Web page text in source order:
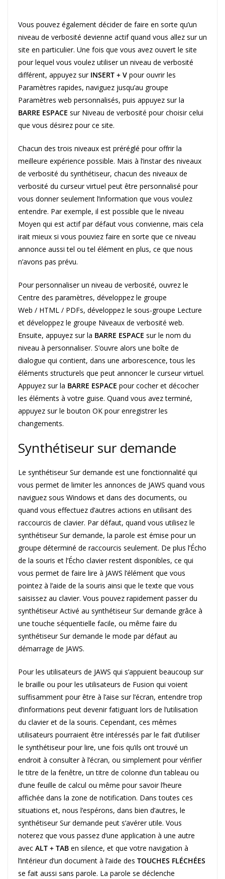
Vous pouvez également décider de faire en sorte qu’un
niveau de verbosité devienne actif quand vous allez sur un
site en particulier. Une fois que vous avez ouvert le site
pour lequel vous voulez utiliser un niveau de verbosité
différent, appuyez sur INSERT + V pour ouvrir les
Paramètres rapides, naviguez jusqu’au groupe
Paramètres web personnalisés, puis appuyez sur la
BARRE ESPACE sur Niveau de verbosité pour choisir celui
que vous désirez pour ce site.
Chacun des trois niveaux est préréglé pour offrir la
meilleure expérience possible. Mais à l’instar des niveaux
de verbosité du synthétiseur, chacun des niveaux de
verbosité du curseur virtuel peut être personnalisé pour
vous donner seulement l’information que vous voulez
entendre. Par exemple, il est possible que le niveau
Moyen qui est actif par défaut vous convienne, mais cela
irait mieux si vous pouviez faire en sorte que ce niveau
annonce aussi tel ou tel élément en plus, ce que nous
n’avons pas prévu.
Pour personnaliser un niveau de verbosité, ouvrez le
Centre des paramètres, développez le groupe
Web / HTML / PDFs, développez le sous-groupe Lecture
et développez le groupe Niveaux de verbosité web.
Ensuite, appuyez sur la BARRE ESPACE sur le nom du
niveau à personnaliser. S’ouvre alors une boîte de
dialogue qui contient, dans une arborescence, tous les
éléments structurels que peut annoncer le curseur virtuel.
Appuyez sur la BARRE ESPACE pour cocher et décocher
les éléments à votre guise. Quand vous avez terminé,
appuyez sur le bouton OK pour enregistrer les
changements.
Synthétiseur sur demande
Le synthétiseur Sur demande est une fonctionnalité qui
vous permet de limiter les annonces de JAWS quand vous
naviguez sous Windows et dans des documents, ou
quand vous effectuez d’autres actions en utilisant des
raccourcis de clavier. Par défaut, quand vous utilisez le
synthétiseur Sur demande, la parole est émise pour un
groupe déterminé de raccourcis seulement. De plus l’Écho
de la souris et l’Écho clavier restent disponibles, ce qui
vous permet de faire lire à JAWS l’élément que vous
pointez à l’aide de la souris ainsi que le texte que vous
saisissez au clavier. Vous pouvez rapidement passer du
synthétiseur Activé au synthétiseur Sur demande grâce à
une touche séquentielle facile, ou même faire du
synthétiseur Sur demande le mode par défaut au
démarrage de JAWS.
Pour les utilisateurs de JAWS qui s’appuient beaucoup sur
le braille ou pour les utilisateurs de Fusion qui voient
suffisamment pour être à l’aise sur l’écran, entendre trop
d’informations peut devenir fatiguant lors de l’utilisation
du clavier et de la souris. Cependant, ces mêmes
utilisateurs pourraient être intéressés par le fait d’utiliser
le synthétiseur pour lire, une fois qu’ils ont trouvé un
endroit à consulter à l’écran, ou simplement pour vérifier
le titre de la fenêtre, un titre de colonne d’un tableau ou
d’une feuille de calcul ou même pour savoir l’heure
affichée dans la zone de notification. Dans toutes ces
situations et, nous l’espérons, dans bien d’autres, le
synthétiseur Sur demande peut s’avérer utile. Vous
noterez que vous passez d’une application à une autre
avec ALT + TAB en silence, et que votre navigation à
l’intérieur d’un document à l’aide des TOUCHES FLÉCHÉES
se fait aussi sans parole. La parole se déclenche